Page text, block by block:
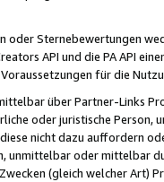
oder Sternebewertungen
API und die PA API
für die
über Partner-Links
oder juristische
nicht dazu auffordern
unmittelbar oder mittelbar
(gleich welcher Art)